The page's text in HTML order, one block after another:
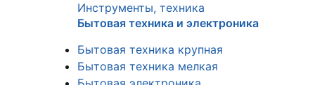
Инструменты, техника
Бытовая техника и электроника
Бытовая техника крупная
Бытовая техника мелкая